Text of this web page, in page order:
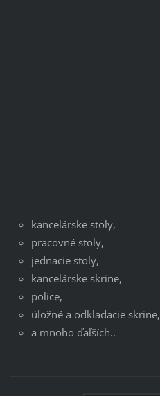
kancelárske stoly,
pracovné stoly,
jednacie stoly,
kancelárske skrine,
police,
úložné a odkladacie skrine,
a mnoho ďaľších..